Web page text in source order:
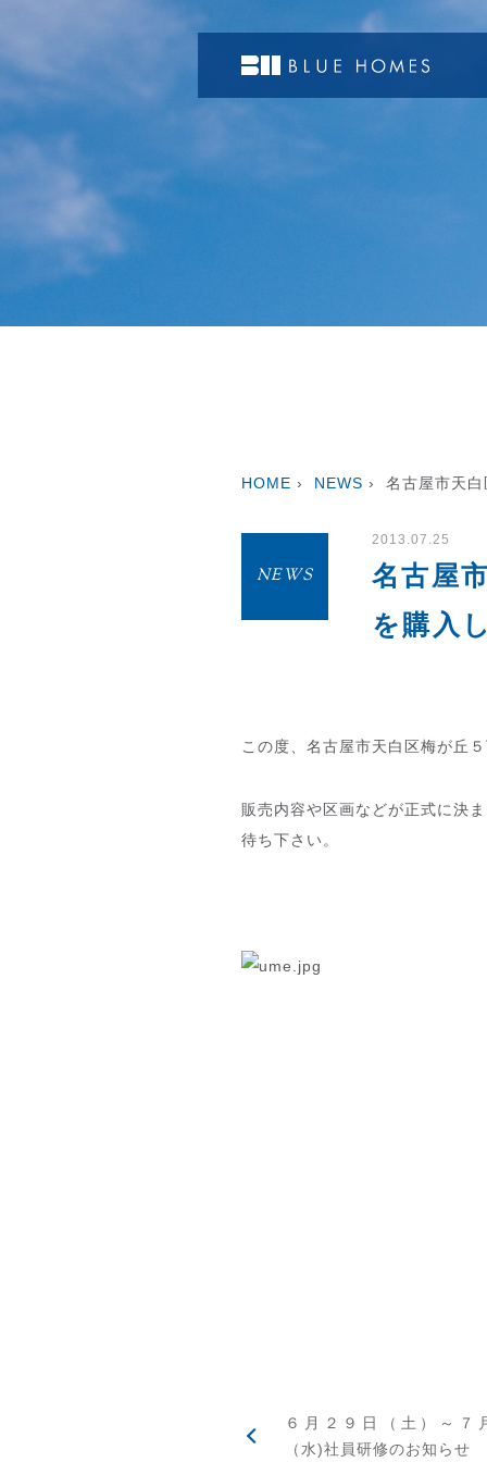
HOME › NEWS › 名古屋市天白
NEWS
2013.07.25
名古屋
を購入
この度、名古屋市天白区梅が丘
販売内容や区画などが正式に決
待ち下さい。
６月２９日（土）～７
（水)社員研修のお知らせ